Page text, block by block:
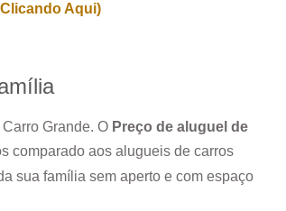
Aqui)
Grande. O Preço de aluguel de
comparado aos alugueis de carros
sua família sem aperto e com espaço